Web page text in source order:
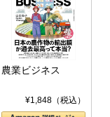
農業ビジネス
¥1,848（税込）